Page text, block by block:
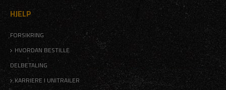
HJELP
FORSIKRING
HVORDAN BESTILLE
DELBETALING
KARRIERE I UNITRAILER